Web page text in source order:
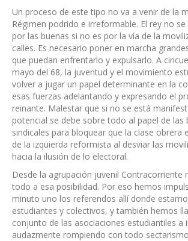
Un proceso de este tipo no va a venir de la
Régimen podrido e irreformable. El rey no
por las buenas si no es por la vía de la
calles. Es necesario poner en marcha
que puedan enfrentarlo y expulsarlo. A
mayo del 68, la juventud y el movimiento
volver a jugar un papel determinante en la
esas fuerzas adelantando y expresando el
reinante. Malestar que si no se está
potencial se debe sobre todo al papel de las
sindicales para bloquear que la clase obrera
de la izquierda reformista al desviar las
hacia la ilusión de lo electoral.
Desde la agrupación juvenil Contracorriente
todo a esa posibilidad. Por eso hemos
minuto uno los referendos allí donde
estudiantes y colectivos, y también hemos
conjunto de las asociaciones estudiantiles a
audazmente rompiendo con todo